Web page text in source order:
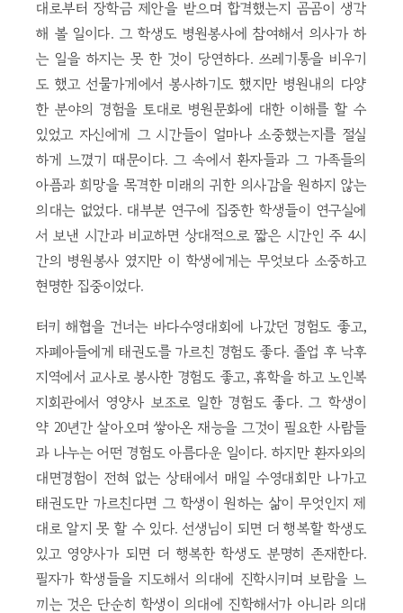
대로부터 장학금 제안을 받으며 합격했는지 곰곰이 생각
해 볼 일이다. 그 학생도 병원봉사에 참여해서 의사가 하
는 일을 하지는 못 한 것이 당연하다. 쓰레기통을 비우기
도 했고 선물가게에서 봉사하기도 했지만 병원내의 다양
한 분야의 경험을 토대로 병원문화에 대한 이해를 할 수
있었고 자신에게 그 시간들이 얼마나 소중했는지를 절실
하게 느꼈기 때문이다. 그 속에서 환자들과 그 가족들의
아픔과 희망을 목격한 미래의 귀한 의사감을 원하지 않는
의대는 없었다. 대부분 연구에 집중한 학생들이 연구실에
서 보낸 시간과 비교하면 상대적으로 짧은 시간인 주 4시
간의 병원봉사 였지만 이 학생에게는 무엇보다 소중하고
현명한 집중이었다.
터키 해협을 건너는 바다수영대회에 나갔던 경험도 좋고,
자폐아들에게 태권도를 가르친 경험도 좋다. 졸업 후 낙후
지역에서 교사로 봉사한 경험도 좋고, 휴학을 하고 노인복
지회관에서 영양사 보조로 일한 경험도 좋다. 그 학생이
약 20년간 살아오며 쌓아온 재능을 그것이 필요한 사람들
과 나누는 어떤 경험도 아름다운 일이다. 하지만 환자와의
대면경험이 전혀 없는 상태에서 매일 수영대회만 나가고
태권도만 가르친다면 그 학생이 원하는 삶이 무엇인지 제
대로 알지 못 할 수 있다. 선생님이 되면 더 행복할 학생도
있고 영양사가 되면 더 행복한 학생도 분명히 존재한다.
필자가 학생들을 지도해서 의대에 진학시키며 보람을 느
끼는 것은 단순히 학생이 의대에 진학해서가 아니라 의대